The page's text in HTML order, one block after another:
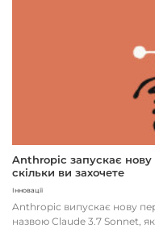
Anthropic запускає нову
скільки ви захочете
Інновації
Anthropic випускає нову
назвою Claude 3.7 Sonnet,